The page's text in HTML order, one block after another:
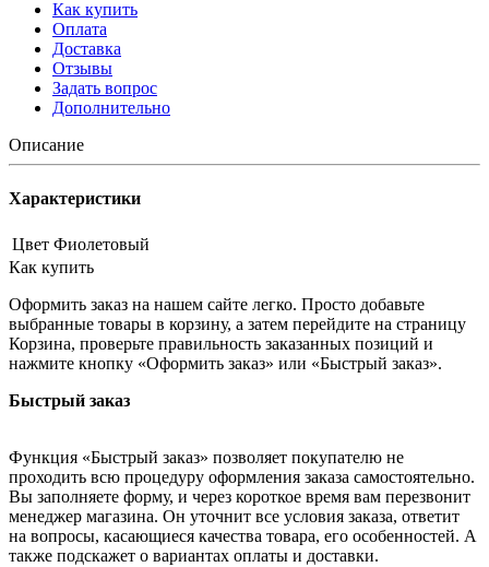
Как купить
Оплата
Доставка
Отзывы
Задать вопрос
Дополнительно
Описание
Характеристики
Цвет Фиолетовый
Как купить
Оформить заказ на нашем сайте легко. Просто добавьте
выбранные товары в корзину, а затем перейдите на страницу
Корзина, проверьте правильность заказанных позиций и
нажмите кнопку «Оформить заказ» или «Быстрый заказ».
Быстрый заказ
Функция «Быстрый заказ» позволяет покупателю не
проходить всю процедуру оформления заказа самостоятельно.
Вы заполняете форму, и через короткое время вам перезвонит
менеджер магазина. Он уточнит все условия заказа, ответит
на вопросы, касающиеся качества товара, его особенностей. А
также подскажет о вариантах оплаты и доставки.